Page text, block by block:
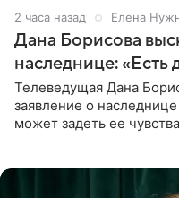
2 часа назад Елена
Дана Борисова
наследнице:
Телеведущая Дана
заявление о
может задеть ее